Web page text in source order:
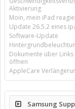
Aktivierung
Moin, mein iPad
Update 26.5.2 eines
Software-Update
Dokumente über
öffnen
AppleCare
Samsung